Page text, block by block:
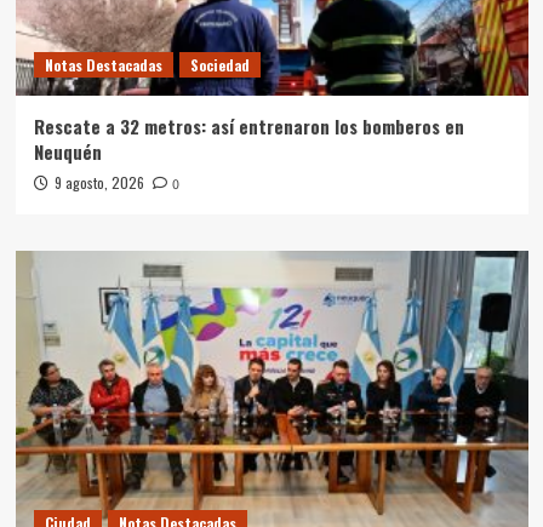
Notas Destacadas Sociedad
Rescate a 32 metros: así entrenaron los bomberos en
Neuquén
9 agosto, 2026 0
Ciudad Notas Destacadas